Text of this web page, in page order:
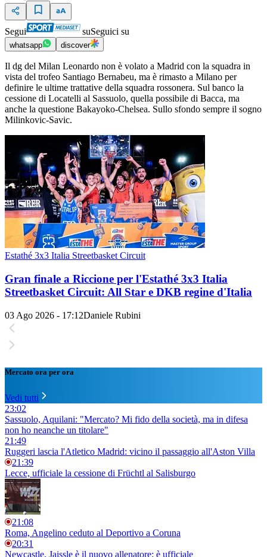
Segui suSeguici su
whatsapp discover
Il dg del Milan Leonardo non è volato a Madrid con la squadra in
vista del trofeo Santiago Bernabeu, ma è rimasto a Milano per
definire le ultime trattative della squadra rossonera. Sul banco la
cessione di Locatelli al Sassuolo, quella possibile di Bacca, ma
anche la questione Bakayoko-Chelsea. Sullo sfondo sempre il sogno
Milinkovic-Savic.
Estathé 3x3 Italia Streetbasket Circuit
Gran finale a Riccione per l'Estathé 3x3 Italia
Streetbasket Circuit: All Star e DKB regine d'Italia
03 Ago 2026 - 17:12Daniele Rubini
Mercato ora per ora
Vedi tutti
23:02
Sassuolo, Aquilani: "Mercato? Mi fido della società, ma in difesa
non ho neanche un titolare"
21:49
Ruggeri lascia l'Atletico Madrid: vicino il passaggio all'Aston Villa
21:39
Lecce, ufficiale la cessione di Früchtl al Salisburgo
21:08
Roma, Angelino ceduto al Deportivo a Coruna
20:31
Newcastle, Jaissle è il nuovo allenatore: è ufficiale